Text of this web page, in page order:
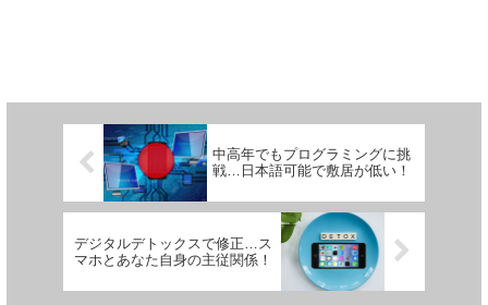
中高年でもプログラミングに挑
戦…日本語可能で敷居が低い！
デジタルデトックスで修正…ス
マホとあなた自身の主従関係！